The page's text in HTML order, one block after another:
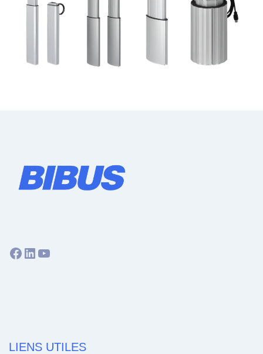
Facebook
LinkedIn
YouTube
LIENS UTILES